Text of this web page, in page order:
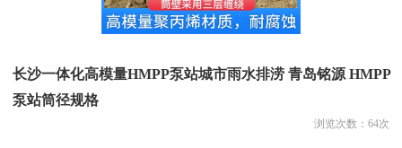
长沙一体化高模量HMPP泵站城市雨水排涝 青岛铭源 HMPP
泵站筒径规格
浏览次数： 64次